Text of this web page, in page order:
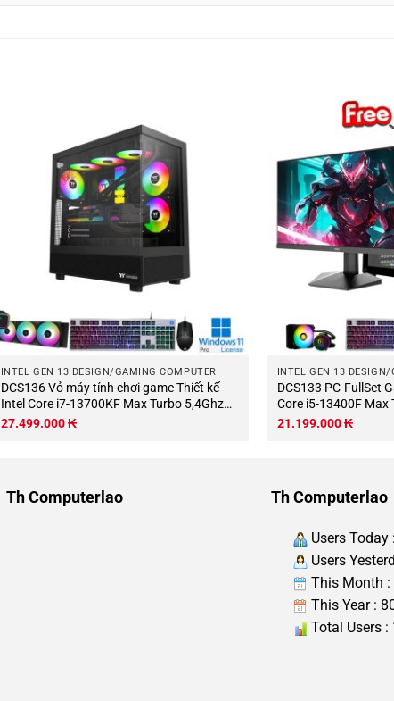
INTEL GEN 13 DESIGN/GAMING COMPUTER
DCS136 Vỏ máy tính chơi game Thiết kế
Intel Core i7-13700KF Max Turbo 5,4Ghz
16 lõi-24 luồng Bo mạch chủ Z790 RAM
27.499.000₭
INTEL GEN 13
DCS133 PC-FullSet Gaming-Design Intel
Core i5-13400F Max
nhân-16 luồng
21.199.000₭
Th Computerlao Th Computerlao
Users Today
Users
This Month :
This Year :
Total Users :